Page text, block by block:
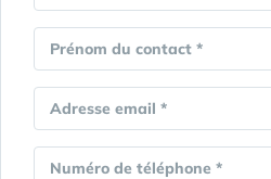
Prénom du contact *
Adresse email *
Numéro de téléphone *